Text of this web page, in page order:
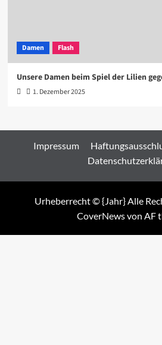
Damen Flash
Unsere Damen beim Spiel der Lilien
1. Dezember 2025
Impressum
Urheberrecht © {Jahr} Alle
CoverNewsvon AF